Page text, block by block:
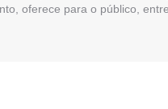
oferece para o público,